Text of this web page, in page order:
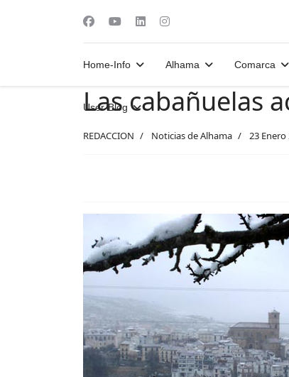
Home-Info Alhama Comarca
User-Blog
Las cabañuelas
REDACCION Noticias de Alhama 23 Enero